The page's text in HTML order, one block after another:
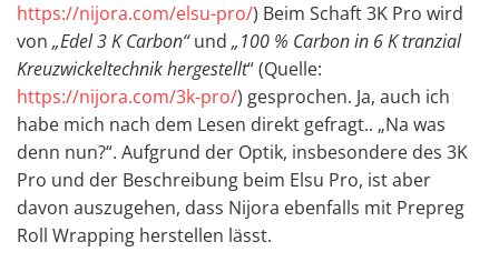
https://nijora.com/elsu-pro/) Beim Schaft 3K Pro wird
von „Edel 3 K Carbon“und „100 % Carbon in 6 K tranzial
Kreuzwickeltechnik hergestellt“ (Quelle:
https://nijora.com/3k-pro/) gesprochen. Ja, auch ich
habe mich nach dem Lesen direkt gefragt.. „Na was
denn nun?“. Aufgrund der Optik, insbesondere des 3K
Pro und der Beschreibung beim Elsu Pro, ist aber
davon auszugehen, dass Nijora ebenfalls mit Prepreg
Roll Wrapping herstellen lässt.